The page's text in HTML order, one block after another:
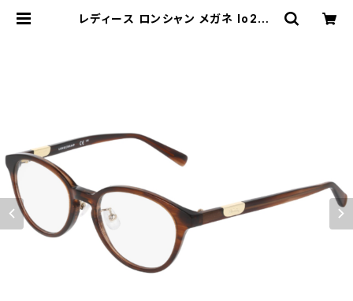
レディース ロンシャン メガネ lo277